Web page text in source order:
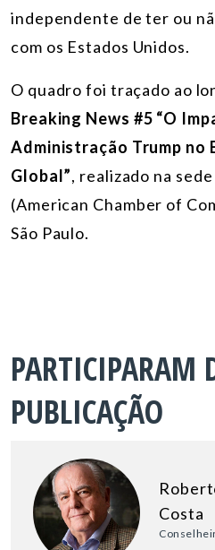
independente de ter ou
com os Estados Unidos.
O quadro foi traçado ao
Breaking News #5 “O
Administração Trump no
Global”, realizado na
(American Chamber of
São Paulo.
PARTICIPARAM
PUBLICAÇÃO
Costa